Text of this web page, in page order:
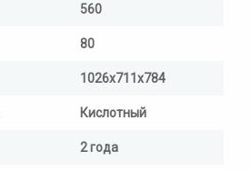
560
80
1026х711х784
Кислотный
2 года